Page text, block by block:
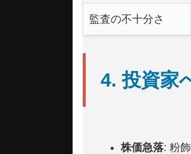
監査の不十分さ
4. 投資家
株価急落: 粉